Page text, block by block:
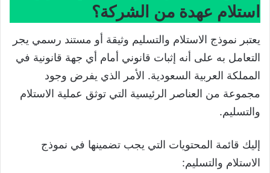
استلام عهدة من الشركة؟
يعتبر نموذج الاستلام والتسليم وثيقة أو مستند رسمي يجر
التعامل به على أنه إثبات قانوني أمام أي جهة قانونية في
المملكة العربية السعودية. الأمر الذي يفرض وجود
مجموعة من العناصر الرئيسية التي توثق عملية الاستلام
والتسليم.
إليك قائمة المحتويات التي يجب تضمينها في نموذج
الاستلام والتسليم: